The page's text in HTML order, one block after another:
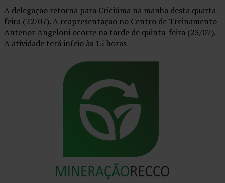
A delegação retorna para Criciúma na manhã desta quarta-
feira (22/07). A reapresentação no Centro de Treinamento
Antenor Angeloni ocorre na tarde de quinta-feira (23/07).
A atividade terá início às 15 horas